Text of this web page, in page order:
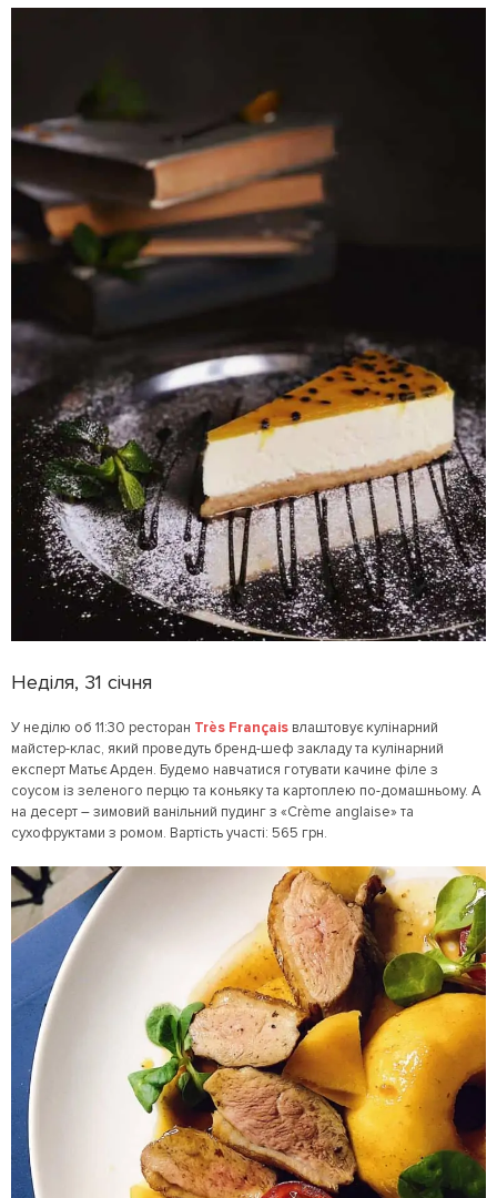
Неділя, 31 січня
У неділю об 11:30 ресторан Très Français влаштовує кулінарний
майстер-клас, який проведуть бренд-шеф закладу та кулінарний
експерт Матьє Арден. Будемо навчатися готувати качине філе з
соусом із зеленого перцю та коньяку та картоплею по-домашньому. А
на десерт – зимовий ванільний пудинг з «Crème anglaise» та
сухофруктами з ромом. Вартість участі: 565 грн.